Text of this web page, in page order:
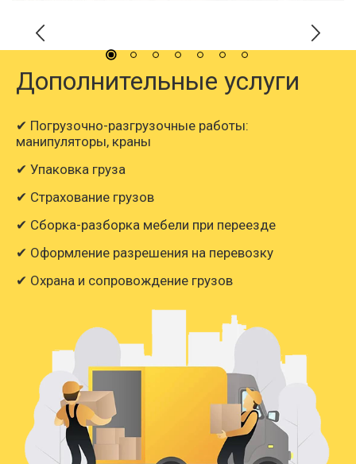
Дополнительные услуги
✔ Погрузочно-разгрузочные работы:
манипуляторы, краны
✔ Упаковка груза
✔ Страхование грузов
✔ Сборка-разборка мебели при переезде
✔ Оформление разрешения на перевозку
✔ Охрана и сопровождение грузов